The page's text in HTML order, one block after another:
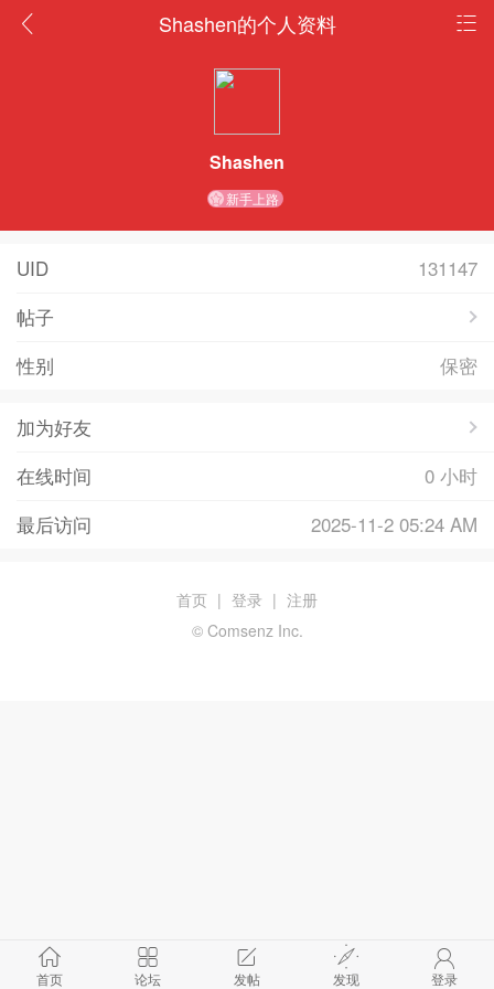
Shashen的个人资料
Shashen
新手上路
UID
131147
帖子
性别
保密
加为好友
在线时间
0 小时
最后访问
2025-11-2 05:24 AM
首页 论坛 发帖 发现 登录
首页 | 登录 | 注册
© Comsenz Inc.